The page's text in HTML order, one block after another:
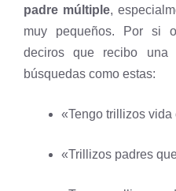
padre múltiple,
muy pequeños. Por si
deciros que recibo una
búsquedas como estas:
«Tengo trillizos vida
«Trillizos padres